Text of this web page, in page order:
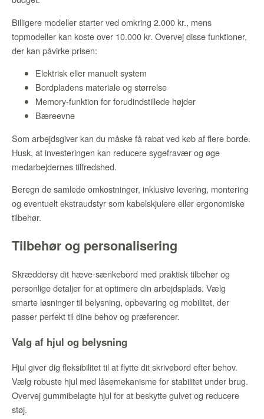
Billigere modeller starter ved omkring 2.000 kr., mens
topmodeller kan koste over 10.000 kr. Overvej disse funktioner,
der kan påvirke prisen:
Elektrisk eller manuelt system
Bordpladens materiale og størrelse
Memory-funktion for forudindstillede højder
Bæreevne
Som arbejdsgiver kan du måske få rabat ved køb af flere borde.
Husk, at investeringen kan reducere sygefravær og øge
medarbejdernes tilfredshed.
Beregn de samlede omkostninger, inklusive levering, montering
og eventuelt ekstraudstyr som kabelskjulere eller ergonomiske
tilbehør.
Tilbehør og personalisering
Skræddersy dit hæve-sænkebord med praktisk tilbehør og
personlige detaljer for at optimere din arbejdsplads. Vælg
smarte løsninger til belysning, opbevaring og mobilitet, der
passer perfekt til dine behov og præferencer.
Valg af hjul og belysning
Hjul giver dig fleksibilitet til at flytte dit skrivebord efter behov.
Vælg robuste hjul med låsemekanisme for stabilitet under brug.
Overvej gummibelagte hjul for at beskytte gulvet og reducere
støj.